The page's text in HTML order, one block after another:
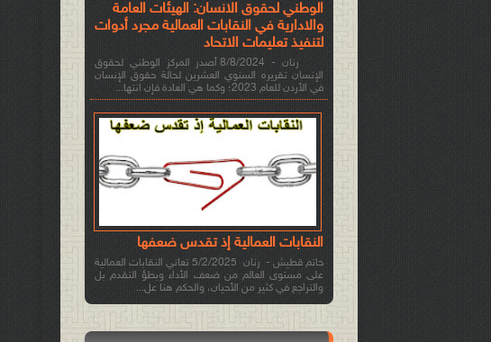
الوطني لحقوق الانسان: الهيئات العامة
والادارية في النقابات العمالية مجرد أدوات
لتنفيذ تعليمات الاتحاد
رنان - 8/8/2024 أصدر المركز الوطني لحقوق
الإنسان تقريره السنوي العشرين لحالة حقوق الإنسان
في الأردن للعام 2023؛ وكما هي العادة فإن انتها...
النقابات العمالية إذ تقدس ضعفها
حاتم قطيش - رنان 5/2/2025 تعاني النقابات العمالية
على مستوى العالم من ضعف الأداء وبطؤ التقدم بل
والتراجع في كثير من الأحيان، والحكم هنا عل...